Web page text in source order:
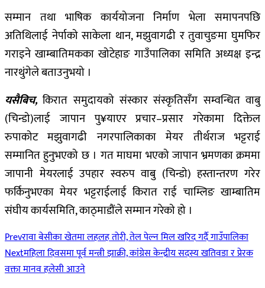
सम्मान तथा भाषिक कार्ययोजना निर्माण भेला समापनपछि
अतिथिलाई नेर्पाको साकेला थान, मझुवागढी र तुवाचुङमा घुमफिर
गराइने खाम्बातिमकका खोटेहाङ गाउँपालिका समिति अध्यक्ष इन्द्र
नारथुंगेले बताउनुभयो ।
यसैबिच,किरात समुदायको संस्कार संस्कृतिसँग सम्वन्धित वाबु
(चिन्डो)लाई जापान पु¥याएर प्रचार–प्रसार गरेकामा दिक्तेल
रुपाकोट मझुवागढी नगरपालिकाका मेयर तीर्थराज भट्टराई
सम्मानित हुनुभएको छ । गत माघमा भएको जापान भ्रमणका क्रममा
जापानी मेयरलाई उपहार स्वरुप वाबु (चिन्डो) हस्तान्तरण गरेर
फर्किनुभएका मेयर भट्टराईलाई किरात राई चाम्लिङ खाम्बातिम
संघीय कार्यसमिति, काठ्माडौंले सम्मान गरेको हो ।
Prevरावा बेसीका खेतमा लहलह तोरी, तेल पेल्न मिल खरिद गर्दै गाउँपालिका
Nextमहिला दिवसमा पूर्व मन्त्री झाक्री, कांग्रेस केन्द्रीय सदस्य खतिवडा र प्रेरक
वक्ता मानव हलेसी आउने